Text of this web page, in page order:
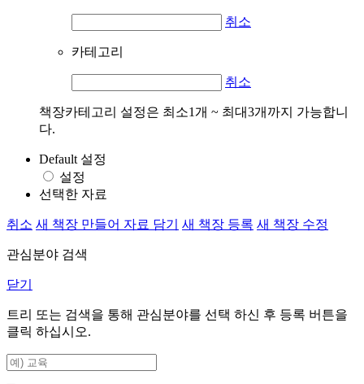
취소
카테고리
취소
책장카테고리 설정은 최소1개 ~ 최대3개까지 가능합니
다.
Default 설정
설정
선택한 자료
취소 새 책장 만들어 자료 담기 새 책장 등록 새 책장 수정
관심분야 검색
닫기
트리 또는 검색을 통해 관심분야를 선택 하신 후 등록 버튼을
클릭 하십시오.